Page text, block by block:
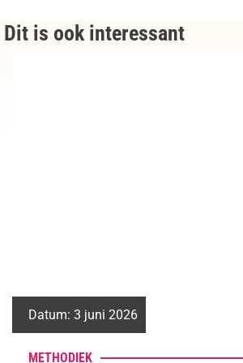
Dit is ook interessant
Datum: 7 januari 2026
METHODIEK